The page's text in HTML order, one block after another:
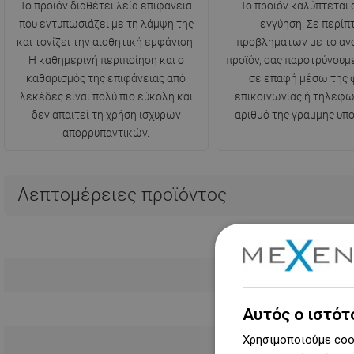
Το προϊόν διαθέτει λεία επιφάνεια
που εντυπωσιάζει με τη λάμψη της
και τονίζει την αισθητική εμφάνιση.
Η καθημερινή περιποίηση και ο
καθαρισμός της επιφάνειας από
λεκέδες είναι πολύ πιο εύκολη και
δεν απαιτεί τη χρήση ισχυρών
απορρυπαντικών.
Το προϊόν καλύπτεται
εγγύηση. Σε
προβλημάτων με το
προϊόν, σας
σε επαφή μέσω της
επικοινωνίας ή
αριθμό της γραμμής
Λεπτομέρειες προϊόντος
Αυτός ο
Χρησιμοποιούμε